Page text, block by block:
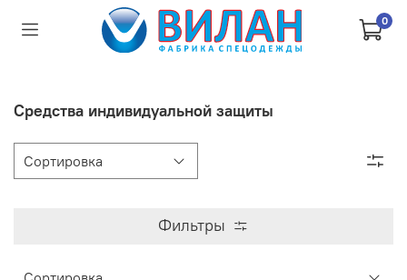
0
Средства индивидуальной защиты
Фильтры